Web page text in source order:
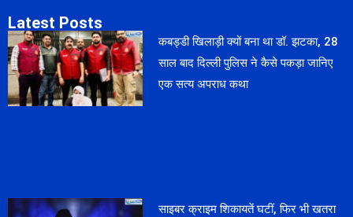
Latest Posts
कबड्डी खिलाड़ी क्यों बना था डॉ. झटका, 28
साल बाद दिल्ली पुलिस ने कैसे पकड़ा जानिए
एक सत्य अपराध कथा
साइबर क्राइम शिकायतें घटीं, फिर भी खतरा